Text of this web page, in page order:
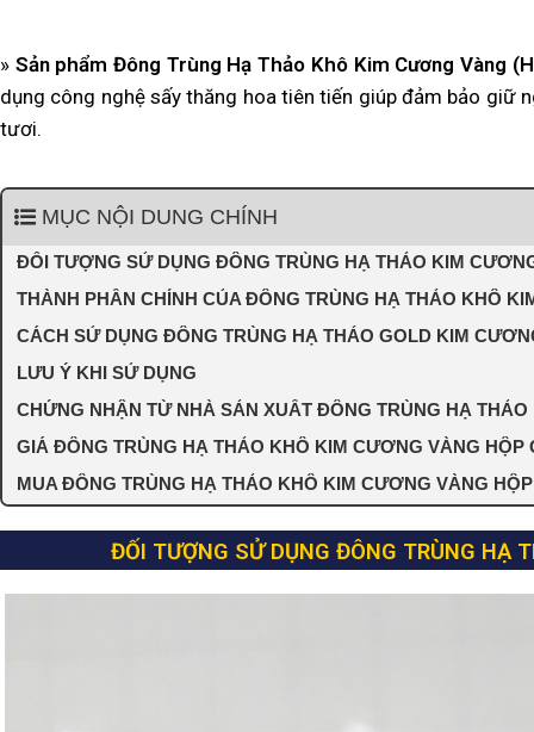
» Sản phẩm Đông Trùng Hạ Thảo Khô Kim Cương Vàng
dụng công nghệ sấy thăng hoa tiên tiến giúp đảm bảo
tươi.
MỤC NỘI DUNG CHÍNH
ĐỐI TƯỢNG SỬ DỤNG ĐÔNG TRÙNG HẠ THẢO KIM
THÀNH PHẦN CHÍNH CỦA ĐÔNG TRÙNG HẠ THẢO KHÔ
CÁCH SỬ DỤNG ĐÔNG TRÙNG HẠ THẢO GOLD KIM
LƯU Ý KHI SỬ DỤNG
CHỨNG NHẬN TỪ NHÀ SẢN XUẤT ĐÔNG TRÙNG HẠ
GIÁ ĐÔNG TRÙNG HẠ THẢO KHÔ KIM CƯƠNG VÀNG HỘP
MUA ĐÔNG TRÙNG HẠ THẢO KHÔ KIM CƯƠNG VÀNG
ĐỐI TƯỢNG SỬ DỤNG ĐÔNG TRÙNG HẠ